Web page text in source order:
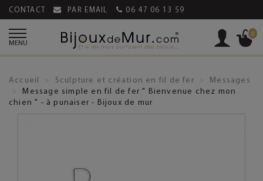
CONTACT PAR EMAIL 06 47 06 13 59
MENU
0
Accueil Sculpture et création en fil de fer
Messages
Message simple en fil de fer " Bienvenue chez mon
chien " - à punaiser - Bijoux de mur